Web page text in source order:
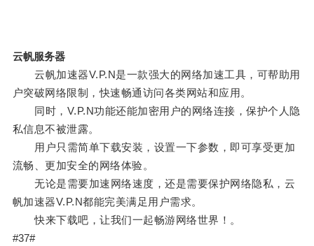
云帆服务器
云帆加速器V.P.N是一款强大的网络加速工具，可帮助用
户突破网络限制，快速畅通访问各类网站和应用。
同时，V.P.N功能还能加密用户的网络连接，保护个人隐
私信息不被泄露。
用户只需简单下载安装，设置一下参数，即可享受更加
流畅、更加安全的网络体验。
无论是需要加速网络速度，还是需要保护网络隐私，云
帆加速器V.P.N都能完美满足用户需求。
快来下载吧，让我们一起畅游网络世界！。
#37#